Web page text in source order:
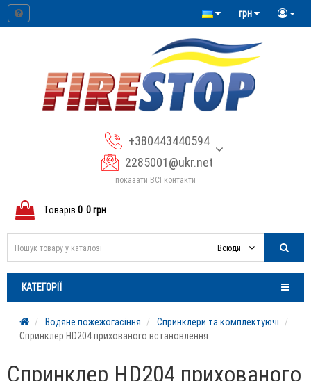
грн
+380443440594
2285001@ukr.net
показати ВСІ контакти
Tоварів 0 0 грн
Всюди
КАТЕГОРІЇ
Водяне пожежогасіння
Спринклери та комплектуючі
Спринклер HD204 прихованого встановлення
Спринклер HD204 прихованого